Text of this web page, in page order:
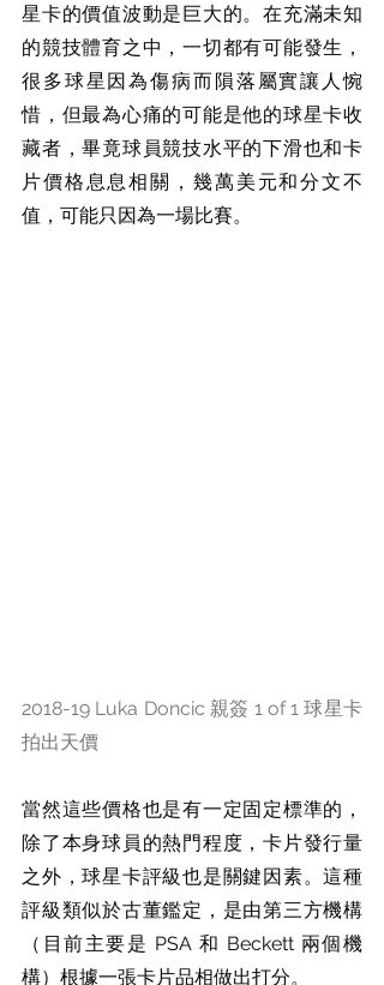
星卡的價值波動是巨大的。在充滿未知
的競技體育之中，一切都有可能發生，
很多球星因為傷病而隕落屬實讓人惋
惜，但最為心痛的可能是他的球星卡收
藏者，畢竟球員競技水平的下滑也和卡
片價格息息相關，幾萬美元和分文不
值，可能只因為一場比賽。
2018-19 Luka Doncic 親簽 1 of 1 球星卡
拍出天價
當然這些價格也是有一定固定標準的，
除了本身球員的熱門程度，卡片發行量
之外，球星卡評級也是關鍵因素。這種
評級類似於古董鑑定，是由第三方機構
（目前主要是 PSA 和 Beckett 兩個機
構）根據一張卡片品相做出打分。